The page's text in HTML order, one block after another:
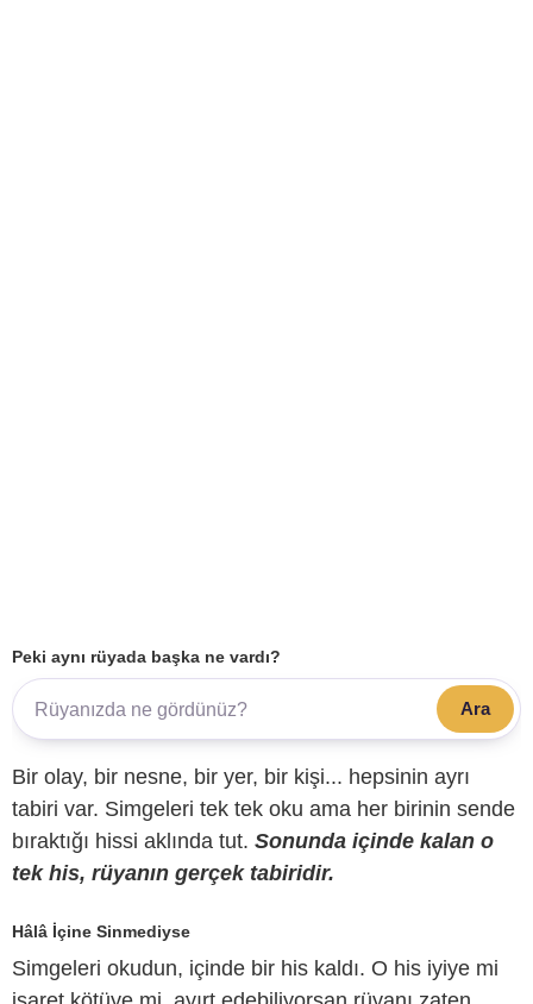
Peki aynı rüyada başka ne vardı?
Ara
Bir olay, bir nesne, bir yer, bir kişi... hepsinin ayrı
tabiri var. Simgeleri tek tek oku ama her birinin sende
bıraktığı hissi aklında tut. Sonunda içinde kalan o
tek his, rüyanın gerçek tabiridir.
Hâlâ İçine Sinmediyse
Simgeleri okudun, içinde bir his kaldı. O his iyiye mi